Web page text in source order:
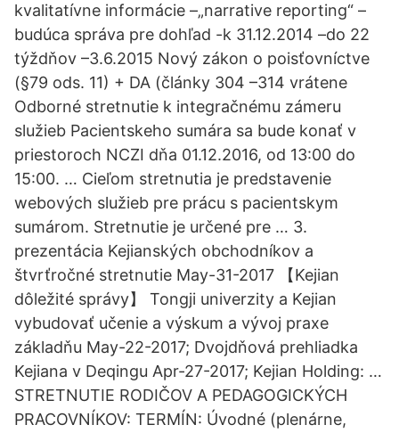
kvalitatívne informácie –„narrative reporting“ –
budúca správa pre dohľad -k 31.12.2014 –do 22
týždňov –3.6.2015 Nový zákon o poisťovníctve
(§79 ods. 11) + DA (články 304 –314 vrátene
Odborné stretnutie k integračnému zámeru
služieb Pacientskeho sumára sa bude konať v
priestoroch NCZI dňa 01.12.2016, od 13:00 do
15:00. … Cieľom stretnutia je predstavenie
webových služieb pre prácu s pacientskym
sumárom. Stretnutie je určené pre … 3.
prezentácia Kejianských obchodníkov a
štvrťročné stretnutie May-31-2017 【Kejian
dôležité správy】 Tongji univerzity a Kejian
vybudovať učenie a výskum a vývoj praxe
základňu May-22-2017; Dvojdňová prehliadka
Kejiana v Deqingu Apr-27-2017; Kejian Holding: …
STRETNUTIE RODIČOV A PEDAGOGICKÝCH
PRACOVNÍKOV: TERMÍN: Úvodné (plenárne,